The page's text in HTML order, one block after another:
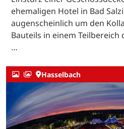
ehemaligen Hotel in Bad
augenscheinlich um den
Bauteils in einem Teilbereich
…
Hasselbach